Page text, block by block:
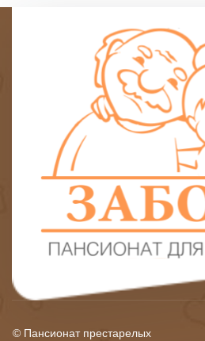
© Пансионат престарелых